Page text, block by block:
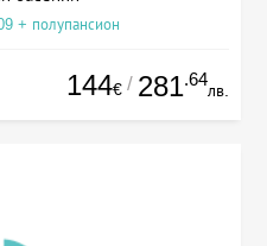
+ полупансион
144€ / 281.64
лв.